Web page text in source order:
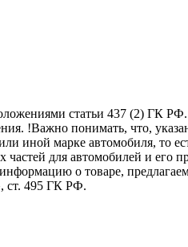
статьи 437 (2) ГК
!Важно понимать, что,
иной марке автомобиля, то
для автомобилей и его
о товаре,
ст. 495 ГК РФ.